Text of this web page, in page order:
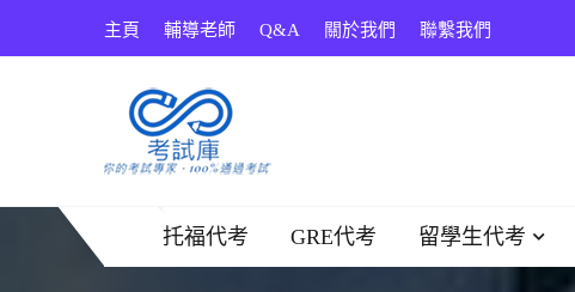
主頁 輔導老師 Q&A 關於我們 聯繫我們
托福代考 GRE代考 留學生代考